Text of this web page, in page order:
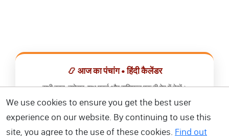
📿 आज का पंचांग • हिंदी कैलेंडर
सभी व्रत, त्योहार, शुभ मुहूर्त और राशिफल एक ही ऐप में देखें।
📅 हिंदी कैलेंडर ऐप डाउनलोड करें
We use cookies to ensure you get the best user
experience on our website. By continuing to use this
site, you agree to the use of these cookies. Find out